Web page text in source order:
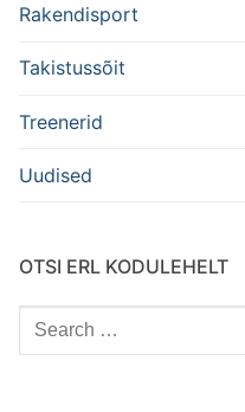
Rakendisport
Takistussõit
Treenerid
Uudised
OTSI ERL KODULEHELT
Search